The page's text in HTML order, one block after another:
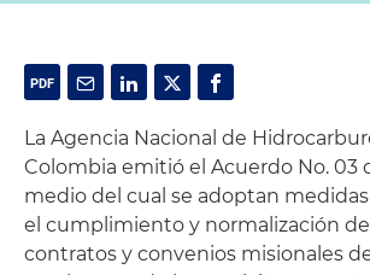
La Agencia Nacional de
Colombia emitió el Acuerdo No. 03
medio del cual se adoptan
el cumplimiento y normalización
contratos y convenios misionales